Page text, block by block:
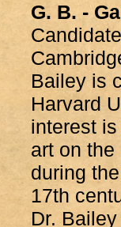
G. B. -
Bailey is
Harvard
interest
art on
during
17th
Dr.